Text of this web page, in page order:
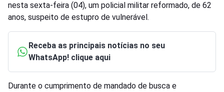
nesta sexta-feira (04), um policial militar reformado, de 62
anos, suspeito de estupro de vulnerável.
Receba as principais notícias no seu
WhatsApp! clique aqui
Durante o cumprimento de mandado de busca e